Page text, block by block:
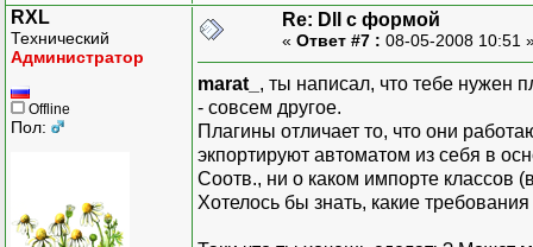
RXL
Технический
Администратор
Offline
Пол:
Re: Dll с формой
« Ответ #7 : 08-05-2008 10:51
marat_ , ты написал, что тебе нужен
- совсем другое.
Плагины отличает то, что они
экпортируют автоматом из себя в
Соотв., ни о каком импорте классов
Хотелось бы знать, какие